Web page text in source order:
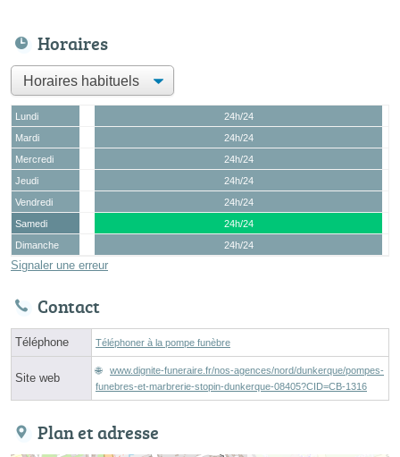
Horaires
Lundi
24h/24
Mardi
24h/24
Mercredi
24h/24
Jeudi
24h/24
Vendredi
24h/24
Samedi
24h/24
Dimanche
24h/24
Signaler une erreur
Contact
Téléphone Téléphoner à la pompe funèbre
Site web
www.dignite-funeraire.fr/nos-agences/nord/dunkerque/pompes-
funebres-et-marbrerie-stopin-dunkerque-08405?CID=CB-1316
Plan et adresse